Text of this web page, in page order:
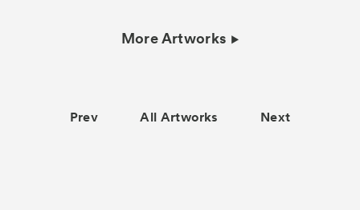
More Artworks
Prev All Artworks Next